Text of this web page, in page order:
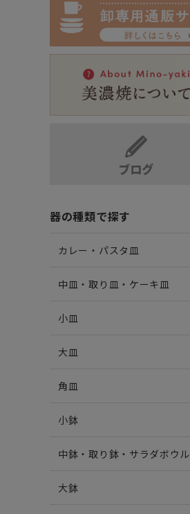
器の種類で探す
カレー・パスタ皿
中皿・取り皿・ケーキ皿
小皿
大皿
角皿
小鉢
中鉢・取り鉢・サラダボウル
大鉢